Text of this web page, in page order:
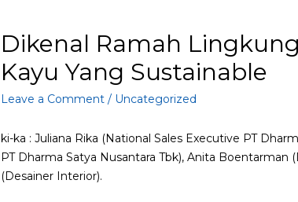
Dikenal Ramah
Kayu Yang Sustainable
Leave a Comment / Uncategorized
ki-ka : Juliana Rika (National Sales Executive PT
PT Dharma Satya Nusantara Tbk), Anita
(Desainer Interior).